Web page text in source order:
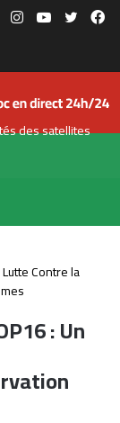
InstagramYouTube
des satellites
Contre la
: Un